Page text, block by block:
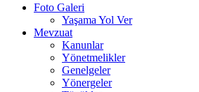
Foto Galeri
Yaşama Yol Ver
Mevzuat
Kanunlar
Yönetmelikler
Genelgeler
Yönergeler